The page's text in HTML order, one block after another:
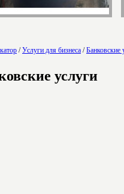
/Услуги для бизнеса /Банковские
услуги